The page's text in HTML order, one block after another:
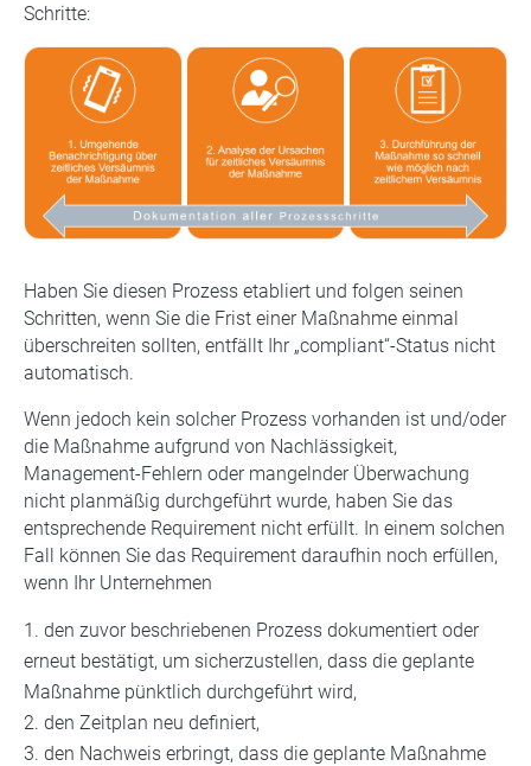
Schritte:
Haben Sie diesen Prozess etabliert und folgen seinen
Schritten, wenn Sie die Frist einer Maßnahme einmal
überschreiten sollten, entfällt Ihr „compliant“-Status nicht
automatisch.
Wenn jedoch kein solcher Prozess vorhanden ist und/oder
die Maßnahme aufgrund von Nachlässigkeit,
Management-Fehlern oder mangelnder Überwachung
nicht planmäßig durchgeführt wurde, haben Sie das
entsprechende Requirement nicht erfüllt. In einem solchen
Fall können Sie das Requirement daraufhin noch erfüllen,
wenn Ihr Unternehmen
den zuvor beschriebenen Prozess dokumentiert oder
erneut bestätigt, um sicherzustellen, dass die geplante
Maßnahme pünktlich durchgeführt wird,
den Zeitplan neu definiert,
den Nachweis erbringt, dass die geplante Maßnahme